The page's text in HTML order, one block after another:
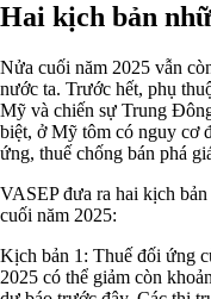
Hai kịch bản
Nửa cuối năm 2025 vẫn
nước ta. Trước hết, phụ
Mỹ và chiến sự Trung
biệt, ở Mỹ tôm có nguy cơ
ứng, thuế chống bán phá
VASEP đưa ra hai kịch
cuối năm 2025:
Kịch bản 1: Thuế đối ứng
2025 có thể giảm còn